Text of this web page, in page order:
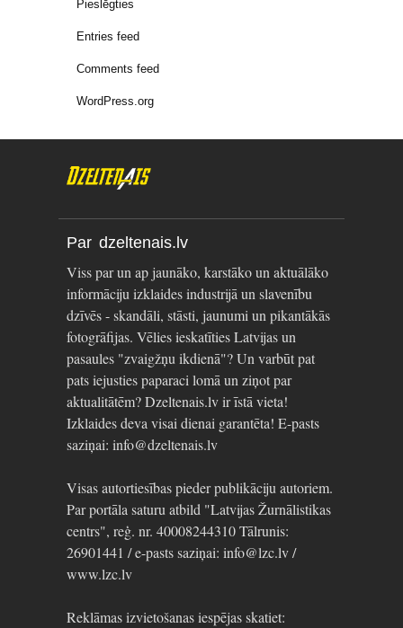
Pieslēgties
Entries feed
Comments feed
WordPress.org
Par dzeltenais.lv
Viss par un ap jaunāko, karstāko un aktuālāko
informāciju izklaides industrijā un slavenību
dzīvēs - skandāli, stāsti, jaunumi un pikantākās
fotogrāfijas. Vēlies ieskatīties Latvijas un
pasaules "zvaigžņu ikdienā"? Un varbūt pat
pats iejusties paparaci lomā un ziņot par
aktualitātēm? Dzeltenais.lv ir īstā vieta!
Izklaides deva visai dienai garantēta! E-pasts
saziņai: info@dzeltenais.lv
Visas autortiesības pieder publikāciju autoriem.
Par portāla saturu atbild "Latvijas Žurnālistikas
centrs", reģ. nr. 40008244310 Tālrunis:
26901441 / e-pasts saziņai: info@lzc.lv /
www.lzc.lv
Reklāmas izvietošanas iespējas skatiet: